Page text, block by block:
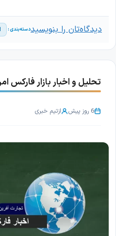
دیدگاه‌تان را بنویسید
تحلیل و اخبار بازار فارکس
6 روز پیش ازتیم خبری